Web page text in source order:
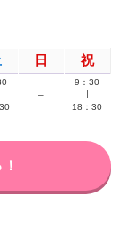
日 祝
–
9：30
18：30